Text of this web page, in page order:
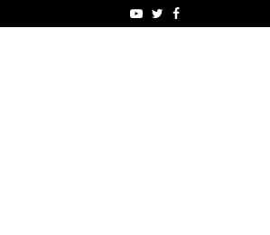
Facebook
Twitter
Youtube